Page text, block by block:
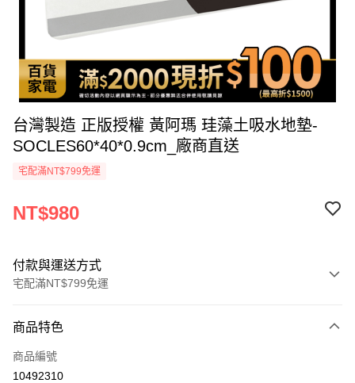
台灣製造 正版授權 黃阿瑪 珪藻土吸水地墊-
SOCLES60*40*0.9cm_廠商直送
宅配滿NT$799免運
NT$980
付款與運送方式
宅配滿NT$799免運
icash Pay
信用卡一次付款
商品特色
商品編號
10492310